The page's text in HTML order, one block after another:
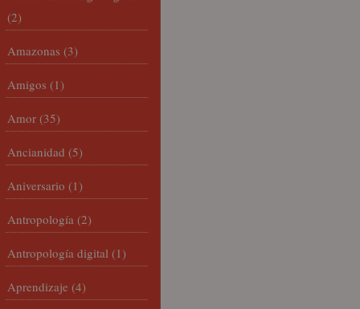
(2)
Amazonas (3)
Amigos (1)
Amor (35)
Ancianidad (5)
Aniversario (1)
Antropología (2)
Antropología digital (1)
Aprendizaje (4)